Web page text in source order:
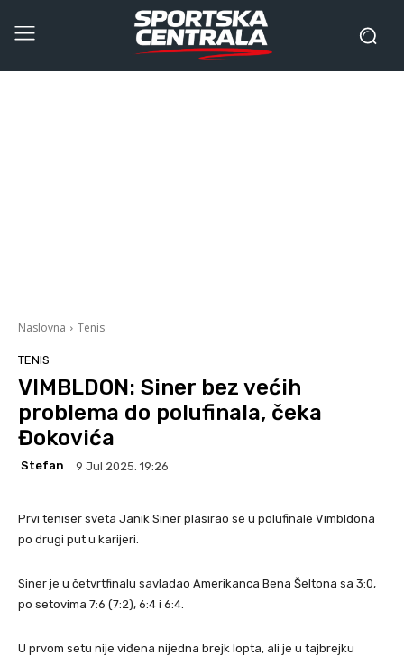
Naslovna Tenis
TENIS
VIMBLDON: Siner bez većih
problema do polufinala, čeka
Đokovića
Stefan 9 Jul 2025. 19:26
Prvi teniser sveta Janik Siner plasirao se u polufinale Vimbldona
po drugi put u karijeri.
Siner je u četvrtfinalu savladao Amerikanca Bena Šeltona sa 3:0,
po setovima 7:6 (7:2), 6:4 i 6:4.
U prvom setu nije viđena nijedna brejk lopta, ali je u tajbrejku